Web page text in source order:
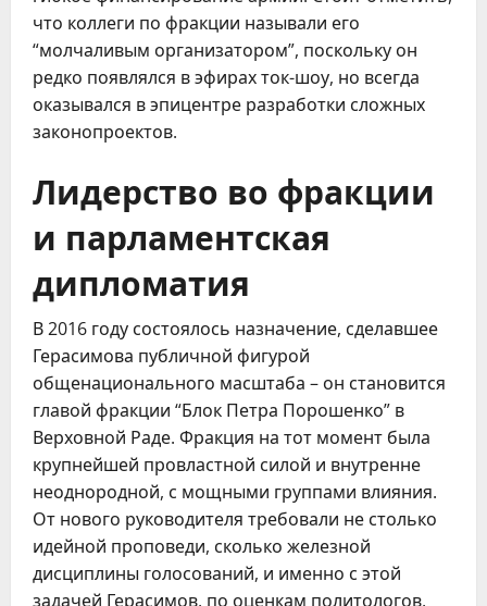
что коллеги по фракции называли его
“молчаливым организатором”, поскольку он
редко появлялся в эфирах ток-шоу, но всегда
оказывался в эпицентре разработки сложных
законопроектов.
Лидерство во фракции
и парламентская
дипломатия
В 2016 году состоялось назначение, сделавшее
Герасимова публичной фигурой
общенационального масштаба – он становится
главой фракции “Блок Петра Порошенко” в
Верховной Раде. Фракция на тот момент была
крупнейшей провластной силой и внутренне
неоднородной, с мощными группами влияния.
От нового руководителя требовали не столько
идейной проповеди, сколько железной
дисциплины голосований, и именно с этой
задачей Герасимов, по оценкам политологов,